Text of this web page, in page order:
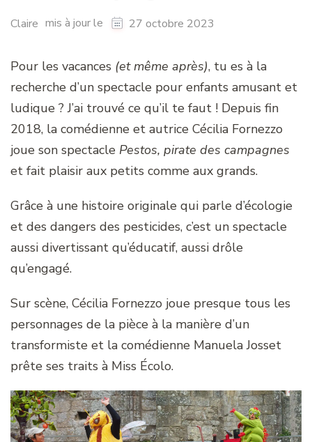
Claire mis à jour le 27 octobre 2023
Pour les vacances (et même après), tu es à la
recherche d’un spectacle pour enfants amusant et
ludique ? J’ai trouvé ce qu’il te faut ! Depuis fin
2018, la comédienne et autrice Cécilia Fornezzo
joue son spectacle Pestos, pirate des campagnes
et fait plaisir aux petits comme aux grands.
Grâce à une histoire originale qui parle d’écologie
et des dangers des pesticides, c’est un spectacle
aussi divertissant qu’éducatif, aussi drôle
qu’engagé.
Sur scène, Cécilia Fornezzo joue presque tous les
personnages de la pièce à la manière d’un
transformiste et la comédienne Manuela Josset
prête ses traits à Miss Écolo.